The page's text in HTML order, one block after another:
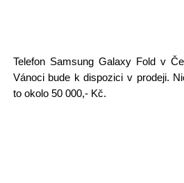
Telefon Samsung Galaxy Fold v
Vánoci bude k dispozici v prodeji.
to okolo 50 000,- Kč.